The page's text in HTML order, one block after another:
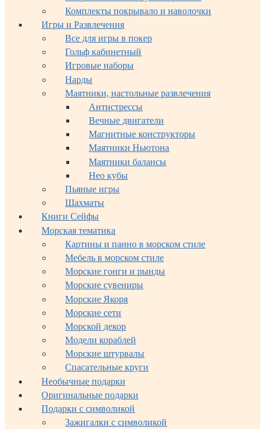
Комплекты покрывало и наволочки
Игры и Развлечения
Все для игры в покер
Гольф кабинетный
Игровые наборы
Нарды
Маятники, настольные развлечения
Антистрессы
Вечные двигатели
Магнитные конструкторы
Маятники Ньютона
Маятники балансы
Нео кубы
Пьяные игры
Шахматы
Книги Сейфы
Морская тематика
Картины и панно в морском стиле
Мебель в морском стиле
Морские гонги и рынды
Морские сувениры
Морские Якоря
Морские сети
Морской декор
Модели кораблей
Морские штурвалы
Спасательные круги
Необычные подарки
Оригинальные подарки
Подарки с символикой
Зажигалки с символикой